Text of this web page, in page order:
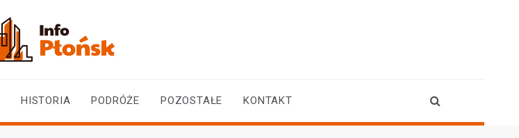
HISTORIA PODRÓŻE POZOSTAŁE KONTAKT